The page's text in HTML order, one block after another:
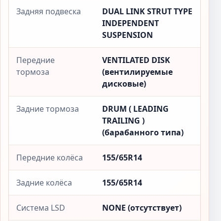
Задняя подвеска
DUAL LINK STRUT TYPE
INDEPENDENT
SUSPENSION
Передние
тормоза
VENTILATED DISK
(вентилируемые
дисковые)
Задние тормоза
DRUM ( LEADING
TRAILING )
(барабанного типа)
Передние колёса 155/65R14
Задние колёса 155/65R14
Система LSD NONE (отсутствует)